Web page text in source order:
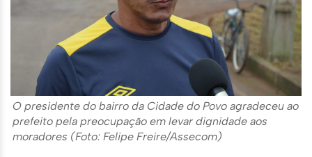
O presidente do bairro da Cidade do Povo agradeceu ao
prefeito pela preocupação em levar dignidade aos
moradores (Foto: Felipe Freire/Assecom)